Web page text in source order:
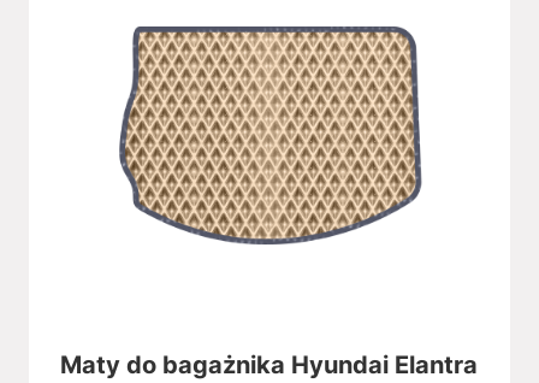
Maty do bagażnika Hyundai Elantra